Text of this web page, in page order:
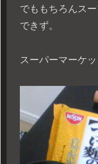
でももちろんス
できず。
スーパーマーケ